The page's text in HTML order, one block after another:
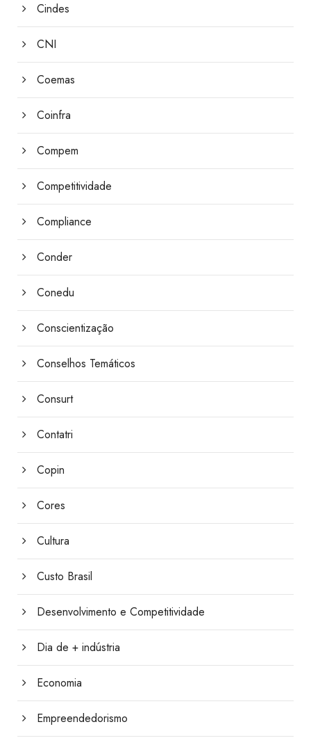
Cindes
CNI
Coemas
Coinfra
Compem
Competitividade
Compliance
Conder
Conedu
Conscientização
Conselhos Temáticos
Consurt
Contatri
Copin
Cores
Cultura
Custo Brasil
Desenvolvimento e Competitividade
Dia de + indústria
Economia
Empreendedorismo